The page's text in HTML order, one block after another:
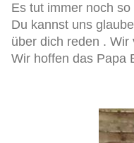
Es tut immer noch
Du kannst uns
über dich reden .
Wir hoffen das
Alisha -